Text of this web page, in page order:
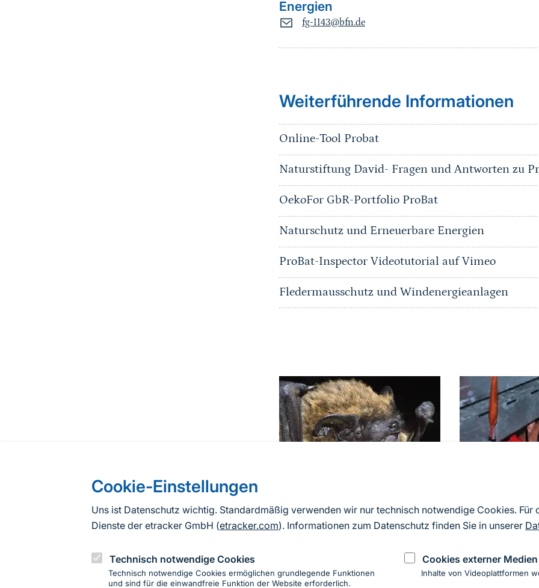
Cookie-Einstellungen
Uns ist Datenschutz wichtig. Standardmäßig verwenden wir nur technisch notwendige Cookies. Für
Dienste der etracker GmbH (etracker.com). Informationen zum Datenschutz finden Sie in unserer
Technisch notwendige Cookies
Technisch notwendige Cookies ermöglichen grundlegende Funktionen
und sind für die einwandfreie Funktion der Website erforderlich.
Cookies externer Medien
Inhalte von Videoplattformen
Energien
fg-II43@bfn.de
Weiterführende Informationen
Online-Tool Probat
Naturstiftung David- Fragen und Antworten zu
OekoFor GbR-Portfolio ProBat
Naturschutz und Erneuerbare Energien
ProBat-Inspector Videotutorial auf Vimeo
Fledermausschutz und Windenergieanlagen
© Ruth Petermann
Windkraftanlage
© Stefan Kaminsky